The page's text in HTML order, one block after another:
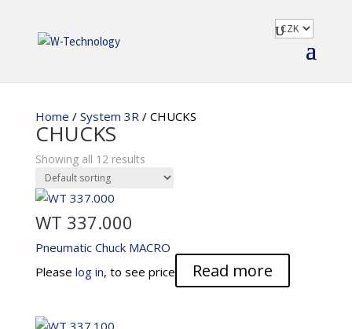
Home / System 3R/ CHUCKS
CHUCKS
Showing all 12 results
WT 337.000
Pneumatic Chuck MACRO
Please log in, to see price Read more